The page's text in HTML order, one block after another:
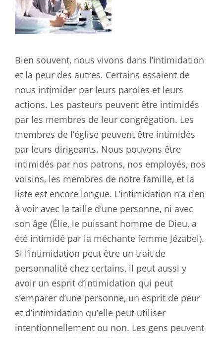
Bien souvent, nous vivons dans l’intimidation
et la peur des autres. Certains essaient de
nous intimider par leurs paroles et leurs
actions. Les pasteurs peuvent être intimidés
par les membres de leur congrégation. Les
membres de l’église peuvent être intimidés
par leurs dirigeants. Nous pouvons être
intimidés par nos patrons, nos employés, nos
voisins, les membres de notre famille, et la
liste est encore longue. L’intimidation n’a rien
à voir avec la taille d’une personne, ni avec
son âge (Élie, le puissant homme de Dieu, a
été intimidé par la méchante femme Jézabel).
Si l’intimidation peut être un trait de
personnalité chez certains, il peut aussi y
avoir un esprit d’intimidation qui peut
s’emparer d’une personne, un esprit de peur
et d’intimidation qu’elle peut utiliser
intentionnellement ou non. Les gens peuvent